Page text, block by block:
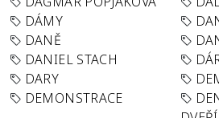
DÁMY
DANĚ
DANIEL STACH
DARY
DEMONSTRACE